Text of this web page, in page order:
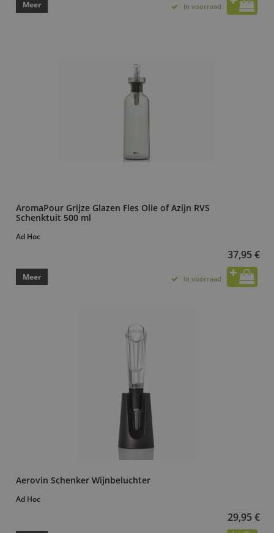
Meer In voorraad
AromaPour Grijze Glazen Fles Olie of Azijn RVS
Schenktuit 500 ml
Ad Hoc
37,95 €
Meer In voorraad
Aerovin Schenker Wijnbeluchter
Ad Hoc
29,95 €